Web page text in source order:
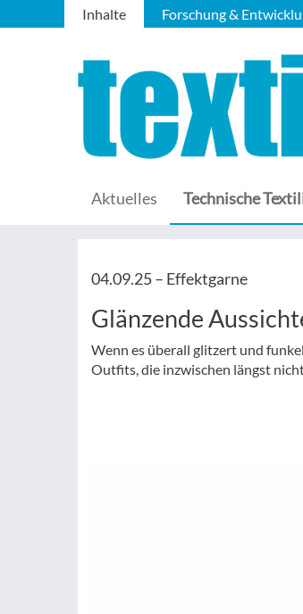
Inhalte Forschung &
Aktuelles Technische
04.09.25 – Effektgarne
Glänzende
Wenn es überall glitzert und
Outfits, die inzwischen längst